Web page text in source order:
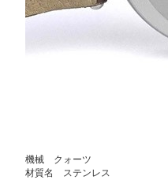
機械 クォーツ
材質名 ステンレス